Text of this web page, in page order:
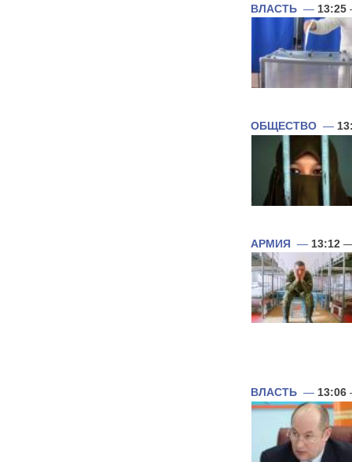
ВЛАСТЬ — 13:25
ОБЩЕСТВО —
АРМИЯ — 13:12
ВЛАСТЬ — 13:06